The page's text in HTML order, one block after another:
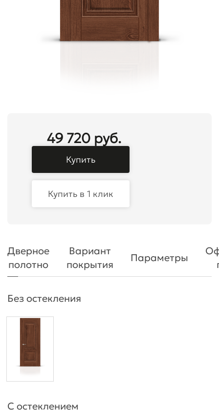
49 720 руб.
Купить
Купить в 1 клик
Дверное
полотно
Вариант
покрытия
Параметры
Без остекления
С остеклением